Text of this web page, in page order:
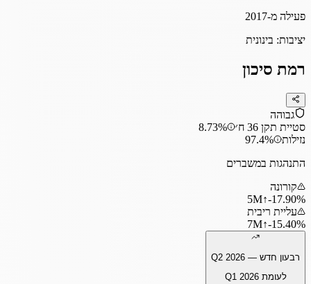
פעילה מ-2017
יציבות: בינונית
רמת סיכון
גבוהה
סטיית תקן 36 ח׳
8.73%
נזילות
97.4%
התנהגות במשברים
קורונה
‎-17.90%
↑
5M
עליית ריבית
‎-15.40%
↑
7M
רבעון חדש — Q2 2026
לעומתQ1 2026